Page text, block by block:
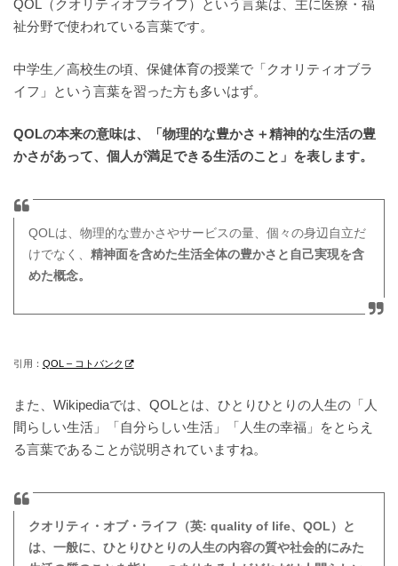
QOL（クオリティオブライフ）という言葉は、主に医療・福
祉分野で使われている言葉です。
中学生／高校生の頃、保健体育の授業で「クオリティオブラ
イフ」という言葉を習った方も多いはず。
QOLの本来の意味は、「物理的な豊かさ＋精神的な生活の豊
かさがあって、個人が満足できる生活のこと」を表します。
QOLは、物理的な豊かさやサービスの量、個々の身辺自立だ
けでなく、精神面を含めた生活全体の豊かさと自己実現を含
めた概念。
引用： QOL – コトバンク
また、Wikipediaでは、QOLとは、ひとりひとりの人生の「人
間らしい生活」「自分らしい生活」「人生の幸福」をとらえ
る言葉であることが説明されていますね。
クオリティ・オブ・ライフ（英: quality of life、QOL）と
は、一般に、ひとりひとりの人生の内容の質や社会的にみた